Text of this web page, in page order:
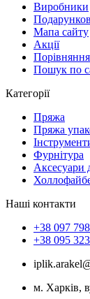
Виробники
Мапа сайту
Акції
Порівняння
Пошук по
Категорії
Пряжа
Пряжа
Фурнітура
Аксесуари
Наші контакти
+38 097
+38 095
м. Харків,